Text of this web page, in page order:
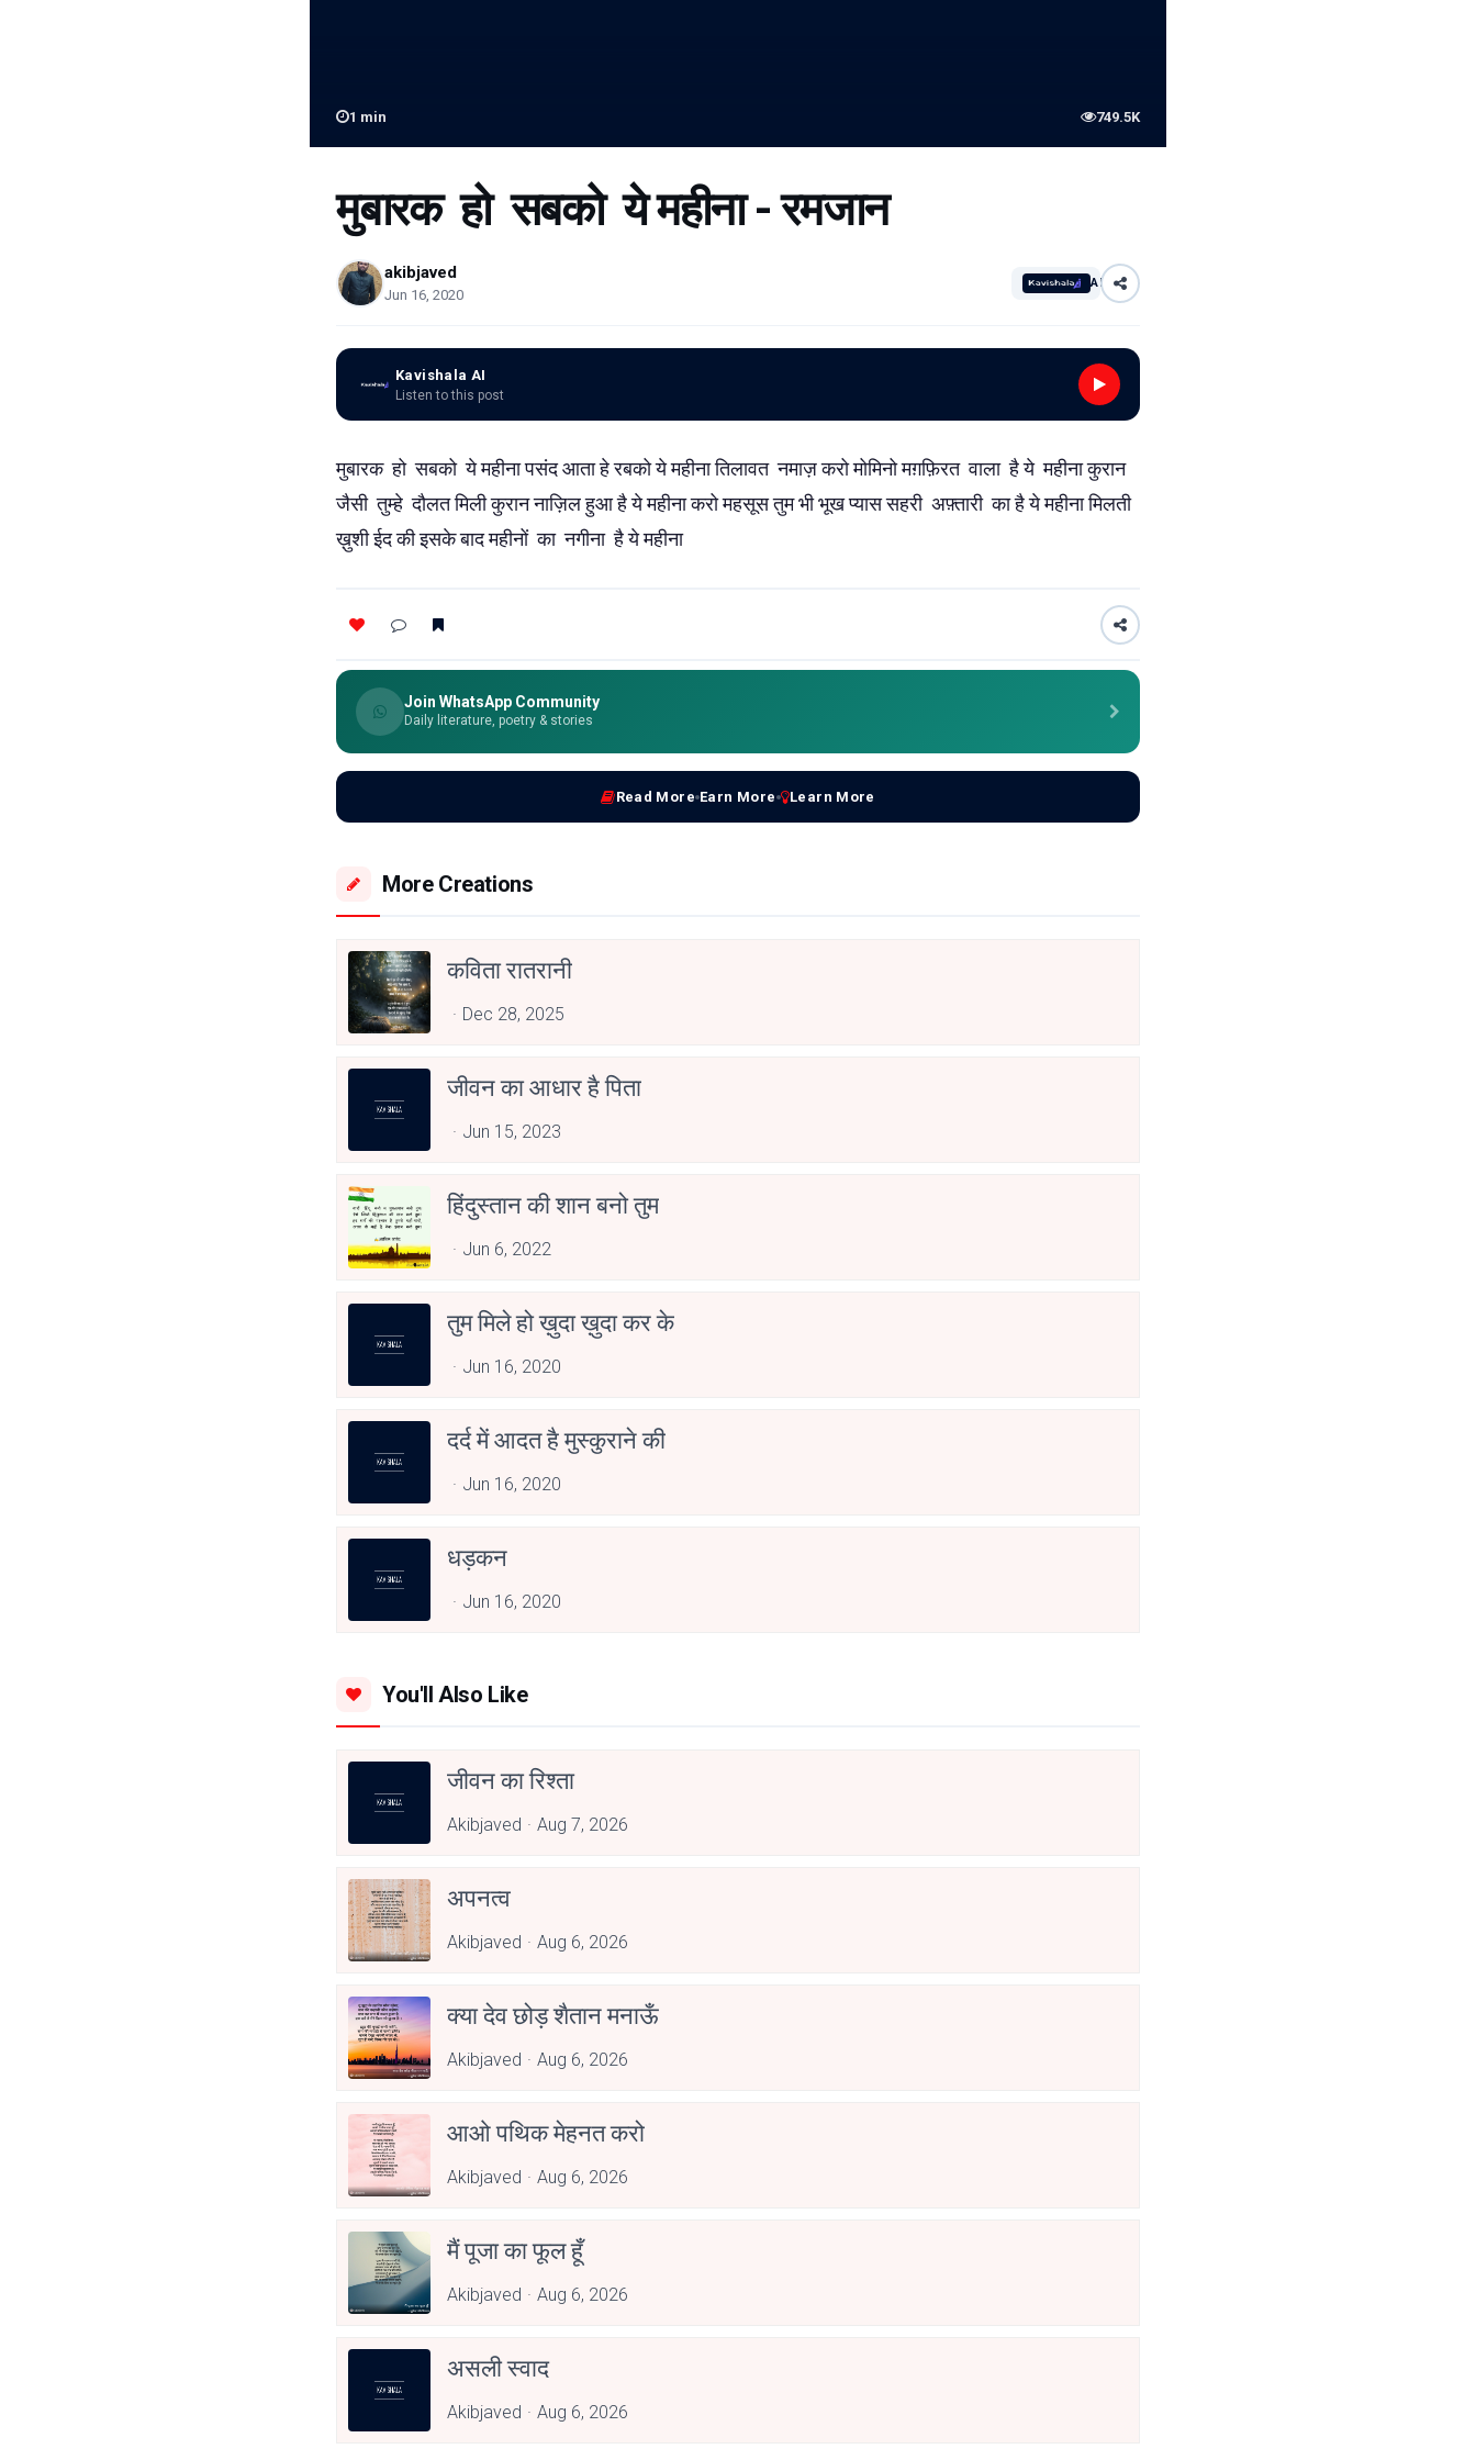
1 min 749.5K
मुबारक हो सबको ये महीना - रमजान
akibjaved
Jun 16, 2020
AI
Kavishala AI
Listen to this post
मुबारक हो सबको ये महीना पसंद आता हे रबको ये महीना तिलावत नमाज़ करो मोमिनो मग़फ़िरत वाला है ये महीना कुरान
जैसी तुम्हे दौलत मिली कुरान नाज़िल हुआ है ये महीना करो महसूस तुम भी भूख प्यास सहरी अफ़्तारी का है ये महीना मिलती
ख़ुशी ईद की इसके बाद महीनों का नगीना है ये महीना
Join WhatsApp Community
Daily literature, poetry & stories
Read More Earn More Learn More
More Creations
कविता रातरानी
Dec 28, 2025
जीवन का आधार है पिता
Jun 15, 2023
हिंदुस्तान की शान बनो तुम
Jun 6, 2022
तुम मिले हो ख़ुदा ख़ुदा कर के
Jun 16, 2020
दर्द में आदत है मुस्कुराने की
Jun 16, 2020
धड़कन
Jun 16, 2020
You'll Also Like
जीवन का रिश्ता
Akibjaved Aug 7, 2026
अपनत्व
Akibjaved Aug 6, 2026
क्या देव छोड़ शैतान मनाऊँ
Akibjaved Aug 6, 2026
आओ पथिक मेहनत करो
Akibjaved Aug 6, 2026
मैं पूजा का फूल हूँ
Akibjaved Aug 6, 2026
असली स्वाद
Akibjaved Aug 6, 2026